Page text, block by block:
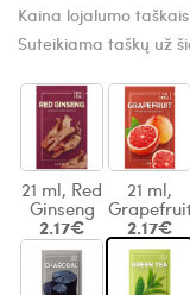
Kaina lojalumo
Suteikiama taškų už
21 ml, Red
Ginseng
2.17€
21 ml,
2.17€